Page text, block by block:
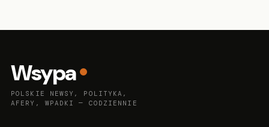
Wsypa
POLSKIE NEWSY, POLITYKA,
AFERY, WPADKI — CODZIENNIE